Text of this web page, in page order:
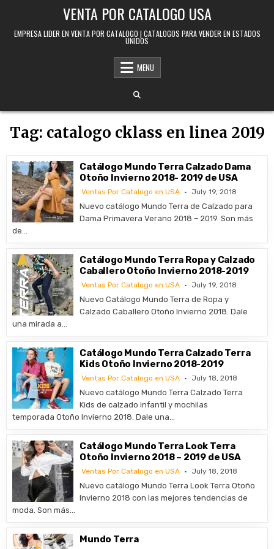
VENTA POR CATALOGO USA
EMPRESA LIDER EN VENTA POR CATALOGO | CATALOGOS PARA VENDER EN ESTADOS
UNIDOS
MENU
Tag: catalogo cklass en linea 2019
Catálogo Mundo Terra Calzado Dama
Otoño Invierno 2018- 2019 de USA
Ventas Por Catalogo en USA July 19, 2018
Nuevo catálogo Mundo Terra de Calzado para
Dama Primavera Verano 2018 – 2019. Son más
de…
Catálogo Mundo Terra Ropa y Calzado
Caballero Otoño Invierno 2018-2019
Ventas Por Catalogo en USA July 19, 2018
Nuevo Catálogo Mundo Terra de Ropa y
Calzado Caballero Otoño Invierno 2018. Dale
una mirada a…
Catálogo Mundo Terra Calzado Terra
Kids Otoño Invierno 2018-2019
Ventas Por Catalogo en USA July 18, 2018
Nuevo catálogo Mundo Terra Calzado Terra
Kids de calzado infantil y mochilas
temporada Otoño Invierno 2018. Dale una…
Catálogo Mundo Terra Look Terra
Otoño Invierno 2018 – 2019 de USA
Ventas Por Catalogo en USA July 18, 2018
Nuevo catálogo Mundo Terra Look Terra Otoño
Invierno 2018 con las mejores tendencias de
moda. Son más…
Mundo Terra